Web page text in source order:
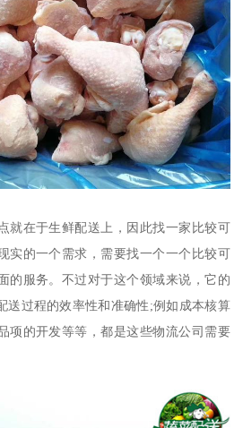
就在于生鲜配送上，因此找一家比较可
实的一个需求，需要找一个一个比较可
的服务。不过对于这个领域来说，它的
送过程的效率性和准确性;例如成本核算
项的开发等等，都是这些物流公司需要